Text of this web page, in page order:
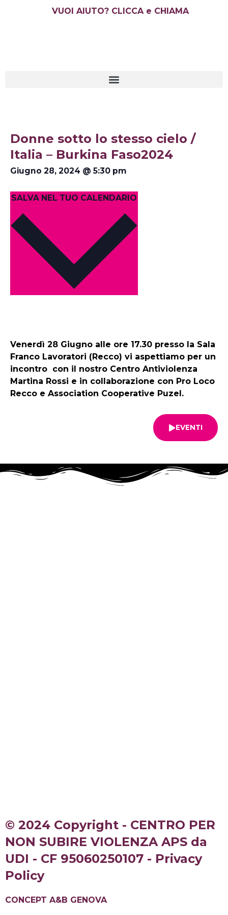
VUOI AIUTO? CLICCA e CHIAMA
Donne sotto lo stesso cielo /
Italia – Burkina Faso2024
Giugno 28, 2024 @ 5:30 pm
Venerdì 28 Giugno alle ore 17.30 presso la Sala
Franco Lavoratori (Recco) vi aspettiamo per un
incontro con il nostro Centro Antiviolenza
Martina Rossi e in collaborazione con Pro Loco
Recco e Association Cooperative Puzel.
EVENTI
© 2024 Copyright - CENTRO PER
NON SUBIRE VIOLENZA APS da
UDI - CF 95060250107 - Privacy
Policy
CONCEPT A&B GENOVA